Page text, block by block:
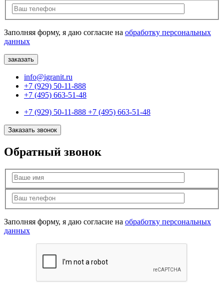
Заполняя форму, я даю согласие на обработку персональных
данных
info@igranit.ru
+7 (929) 50-11-888
+7 (495) 663-51-48
+7 (929) 50-11-888 +7 (495) 663-51-48
Заказать звонок
Обратный звонок
Заполняя форму, я даю согласие на обработку персональных
данных